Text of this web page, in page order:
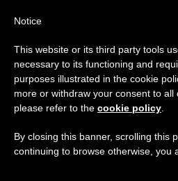
GIORNO
Maggio
ULTIME NOTIZIE
Notice
This website or its third party tools
necessary to its functioning and
purposes illustrated in the cookie
more or withdraw your consent to all
please refer to the cookie policy
By closing this banner, scrolling this
continuing to browse otherwise, you